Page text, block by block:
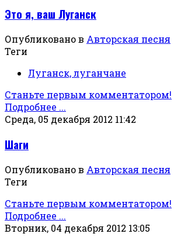
Это я, ваш Луганск
Опубликовано в Авторская песня
Теги
Луганск, луганчане
Станьте первым комментатором!
Подробнее ...
Среда, 05 декабря 2012 11:42
Шаги
Опубликовано в Авторская песня
Теги
Станьте первым комментатором!
Подробнее ...
Вторник, 04 декабря 2012 13:05